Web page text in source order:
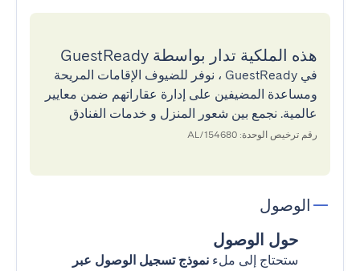
هذه الملكية تدار بواسطة GuestReady
في GuestReady ، نوفر للضيوف الإقامات المريحة
ومساعدة المضيفين على إدارة عقاراتهم ضمن معايير
عالمية. نجمع بين شعور المنزل و خدمات الفنادق
رقم ترخيص الوحدة: 154680/AL
الوصول
حول الوصول
ستحتاج إلى ملء نموذج تسجيل الوصول عبر